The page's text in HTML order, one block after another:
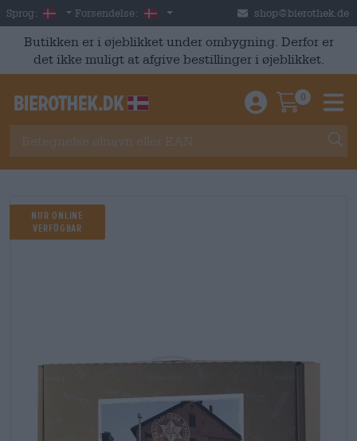
Skip to main content
Sprog: Danish
Forsendelse: Danmark shop@bierothek.de
Butikken er i øjeblikket under ombygning. Derfor er
det ikke muligt at afgive bestillinger i øjeblikket.
Einloggen /
0
Nur Online
Verfügbar